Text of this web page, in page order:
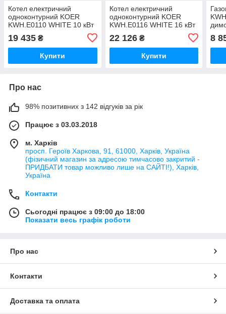
Котел електричний
одноконтурний KOER
KWH.E0110 WHITE 10 кВт
19 435 ₴
Купити
Котел електричний
одноконтурний KOER
KWH.E0116 WHITE 16 кВт
22 126₴
Купити
8
Про нас
98% позитивних з 142 відгуків за рік
Працює з 03.03.2018
м. Харків
просп. Героїв Харкова, 91, 61000, Харків, Україна
(фізичний магазин за адресою тимчасово закритий -
ПРИДБАТИ товар можливо лише на САЙТІ!), Харків,
Україна
Контакти
Сьогодні працює з 09:00 до 18:00
Показати весь графік роботи
Про нас
Контакти
Доставка та оплата